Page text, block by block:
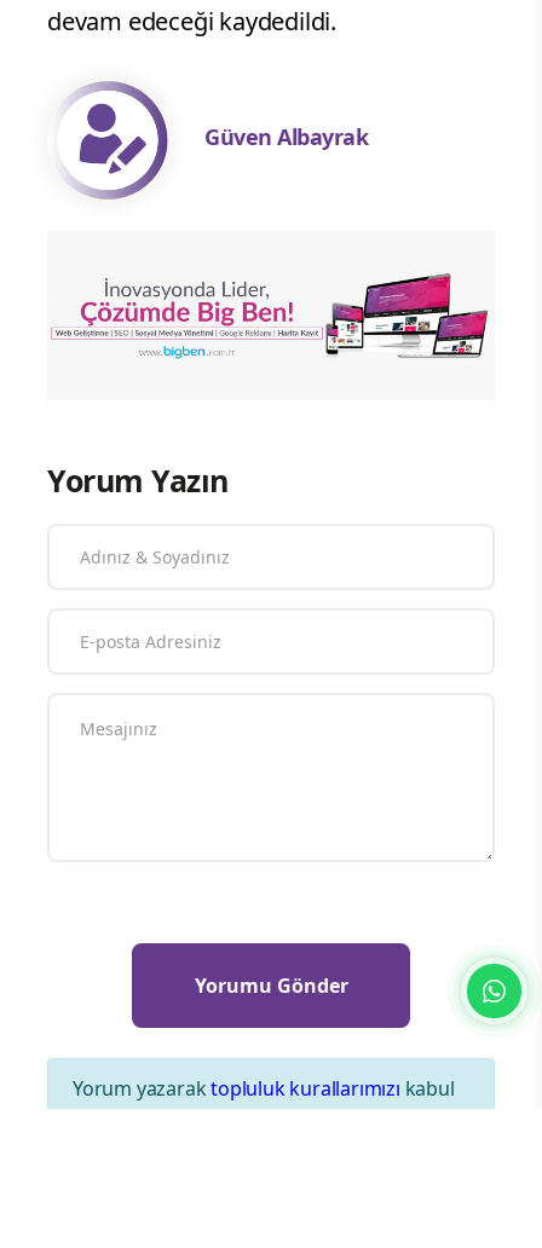
devam edeceği kaydedildi.
Güven Albayrak
Yorum Yazın
Yorum yazaraktopluluk kurallarımızı kabul